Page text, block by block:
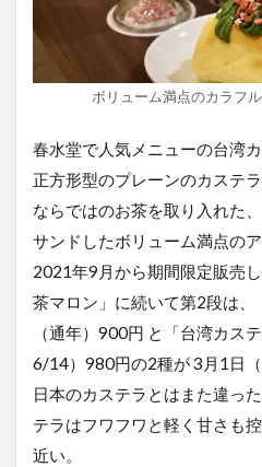
ボリューム満点のカラフ
春水堂で人気メニューの台湾カ
正方形型のプレーンのカステ
ならではのお茶を取り入れた
サンドしたボリューム満点のア
2021年9月から期間限定販売
茶マロン」に続いて第2段は、
（通年）900円 と「台湾カス
6/14）980円の2種が 3月1日（
日本のカステラとはまた違っ
テラはフワフワと軽く甘さも
近い。